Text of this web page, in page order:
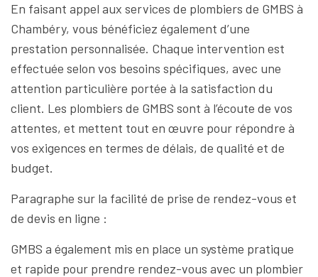
En faisant appel aux services de plombiers de GMBS à
Chambéry, vous bénéficiez également d’une
prestation personnalisée. Chaque intervention est
effectuée selon vos besoins spécifiques, avec une
attention particulière portée à la satisfaction du
client. Les plombiers de GMBS sont à l’écoute de vos
attentes, et mettent tout en œuvre pour répondre à
vos exigences en termes de délais, de qualité et de
budget.
Paragraphe sur la facilité de prise de rendez-vous et
de devis en ligne :
GMBS a également mis en place un système pratique
et rapide pour prendre rendez-vous avec un plombier